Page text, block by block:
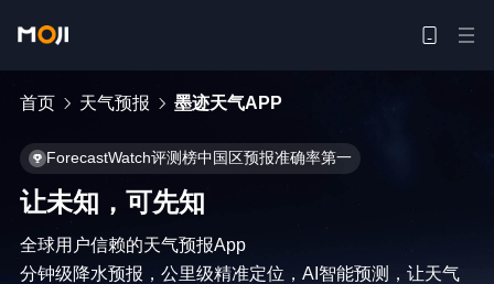
首页 天气预报 墨迹天气APP
ForecastWatch评测榜中国区预报准确率第一
让未知，可先知
全球用户信赖的天气预报App
分钟级降水预报，公里级精准定位，AI智能预测，让天气